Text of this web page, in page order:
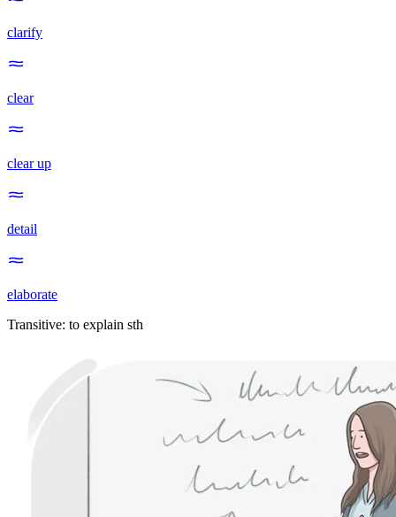
clarify
clear
clear up
detail
elaborate
Transitive: to explain sth